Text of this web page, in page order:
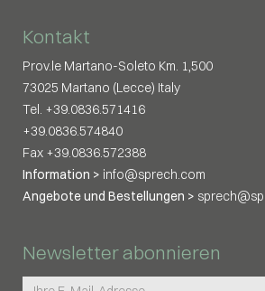
Kontakt
Prov.le Martano-Soleto Km. 1,500
73025 Martano (Lecce) Italy
Tel. +39.0836.571416
+39.0836.574840
Fax +39.0836.572388
Information > info@sprech.com
Angebote und Bestellungen >
Newsletter abonnieren